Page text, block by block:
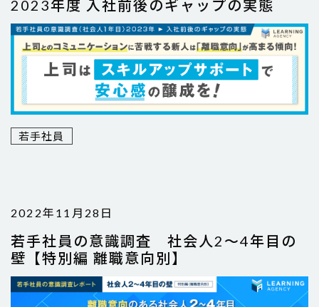
2023年度 入社前後のギャップの実態
若手社員
2022年11月28日
若手社員の意識調査 社会人2～4年目の
壁【特別編 離職意向別】